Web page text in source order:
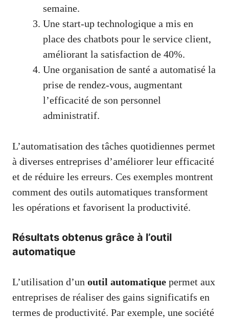
semaine.
Une start-up technologique a mis en
place des chatbots pour le service client,
améliorant la satisfaction de 40%.
Une organisation de santé a automatisé la
prise de rendez-vous, augmentant
l’efficacité de son personnel
administratif.
L’automatisation des tâches quotidiennes permet
à diverses entreprises d’améliorer leur efficacité
et de réduire les erreurs. Ces exemples montrent
comment des outils automatiques transforment
les opérations et favorisent la productivité.
Résultats obtenus grâce à l’outil
automatique
L’utilisation d’un outil automatique permet aux
entreprises de réaliser des gains significatifs en
termes de productivité. Par exemple, une société